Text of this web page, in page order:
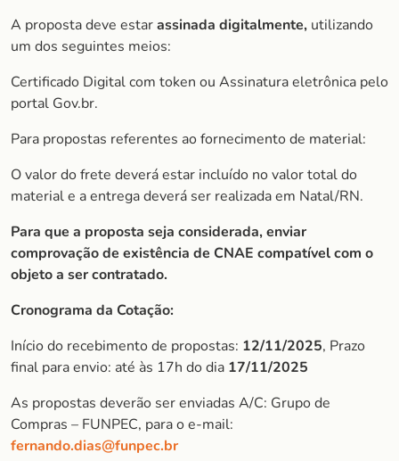
A proposta deve estarassinada digitalmente, utilizando
um dos seguintes meios:
Certificado Digital com token ou Assinatura eletrônica pelo
portal Gov.br.
Para propostas referentes ao fornecimento de material:
O valor do frete deverá estar incluído no valor total do
material e a entrega deverá ser realizada em Natal/RN.
Para que a proposta seja considerada, enviar
comprovação de existência de CNAE compatível com o
objeto a ser contratado.
Cronograma da Cotação:
Início do recebimento de propostas: 12/11/2025, Prazo
final para envio: até às 17h do dia 17/11/2025
As propostas deverão ser enviadas A/C: Grupo de
Compras – FUNPEC, para o e-mail:
fernando.dias@funpec.br